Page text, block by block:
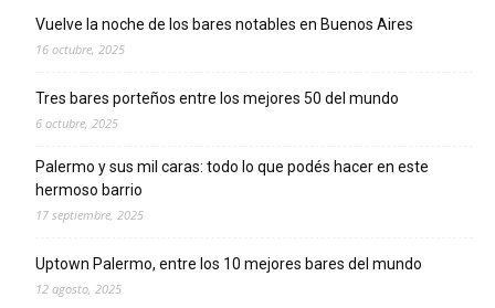
Vuelve la noche de los bares notables en Buenos Aires
16 octubre, 2025
Tres bares porteños entre los mejores 50 del mundo
6 octubre, 2025
Palermo y sus mil caras: todo lo que podés hacer en este
hermoso barrio
17 septiembre, 2025
Uptown Palermo, entre los 10 mejores bares del mundo
12 agosto, 2025